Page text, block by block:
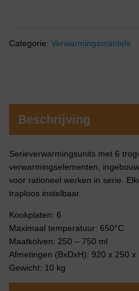
Categorie: Verwarmingsmantels
Beschrijving
Serieverwarmingsunits met 6
verwarmingselementen,
voor rationeel werken in serie.
traploos instelbaar.
Kookplaten: 6
Maximaal temperatuur: 650°C
Maatkolven: 250 – 750 ml
Afmetingen (BxDxH): 920 x 250 x
Gewicht: 10 kg